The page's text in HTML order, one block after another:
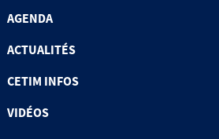
AGENDA
ACTUALITÉS
CETIM INFOS
VIDÉOS